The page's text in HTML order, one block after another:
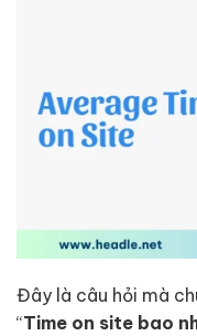
Đây là câu hỏi mà
“Time on site bao